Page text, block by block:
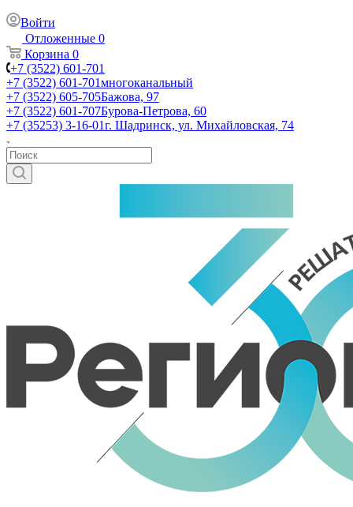
Войти
Отложенные 0
Корзина 0
+7 (3522) 601-701
+7 (3522) 601-701многоканальный
+7 (3522) 605-705Бажова, 97
+7 (3522) 601-707Бурова-Петрова, 60
+7 (35253) 3-16-01г. Шадринск, ул. Михайловская, 74